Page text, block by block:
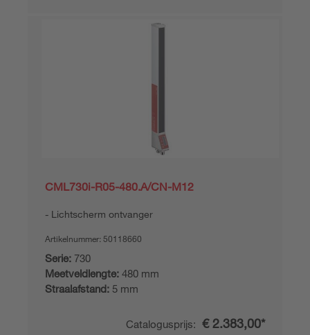
CML730i-R05-480.A/CN-M12
Lichtscherm ontvanger
Artikelnummer: 50118660
Serie: 730
Meetveldlengte: 480 mm
Straalafstand: 5 mm
Catalogusprijs: € 2.383,00*